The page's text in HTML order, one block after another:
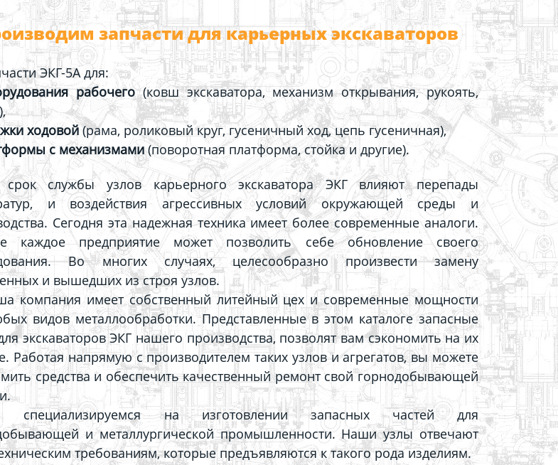
запчасти для карьерных экскаваторов
ЭКГ-5А для:
рабочего(ковш экскаватора, механизм открывания, рукоять,
ходовой(рама, роликовый круг, гусеничный ход, цепь гусеничная),
с механизмами(поворотная платформа, стойка и другие).
службы узлов карьерного экскаватора ЭКГ влияют перепады
и воздействия агрессивных условий окружающей среды и
Сегодня эта надежная техника имеет более современные аналоги.
каждое предприятие может позволить себе обновление своего
Во многих случаях, целесообразно произвести замену
и вышедших из строя узлов.
компания имеет собственный литейный цех и современные мощности
видов металлообработки. Представленные в этом каталоге запасные
экскаваторов ЭКГ нашего производства, позволят вам сэкономить на их
Работая напрямую с производителем таких узлов и агрегатов, вы можете
средства и обеспечить качественный ремонт свой горнодобывающей
специализируемся на изготовлении запасных частей для
и металлургической промышленности. Наши узлы отвечают
требованиям, которые предъявляются к такого рода изделиям.